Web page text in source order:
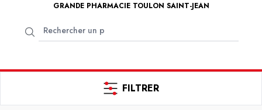
GRANDE PHARMACIE TOULON SAINT-JEAN
FILTRER